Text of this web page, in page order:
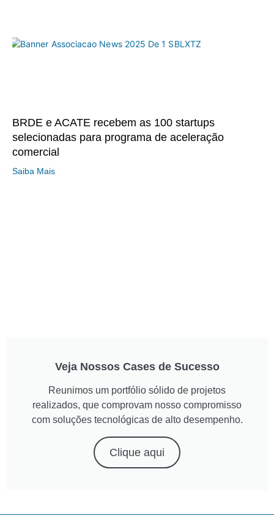
BRDE e ACATE recebem as 100 startups
selecionadas para programa de aceleração
comercial
Saiba Mais
Veja Nossos Cases de Sucesso
Reunimos um portfólio sólido de projetos
realizados, que comprovam nosso compromisso
com soluções tecnológicas de alto desempenho.
Clique aqui